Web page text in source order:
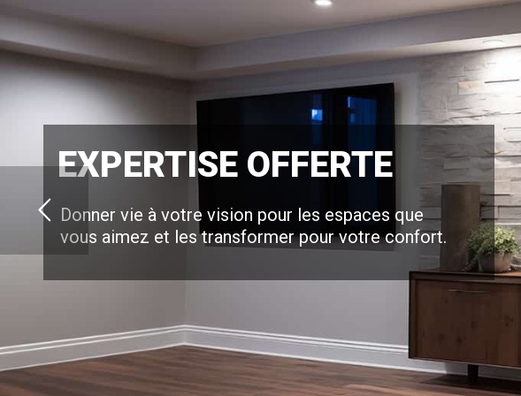
EXPERTISE OFFERTE
Donner vie à votre vision pour les espaces que
vous aimez et les transformer pour votre confort.